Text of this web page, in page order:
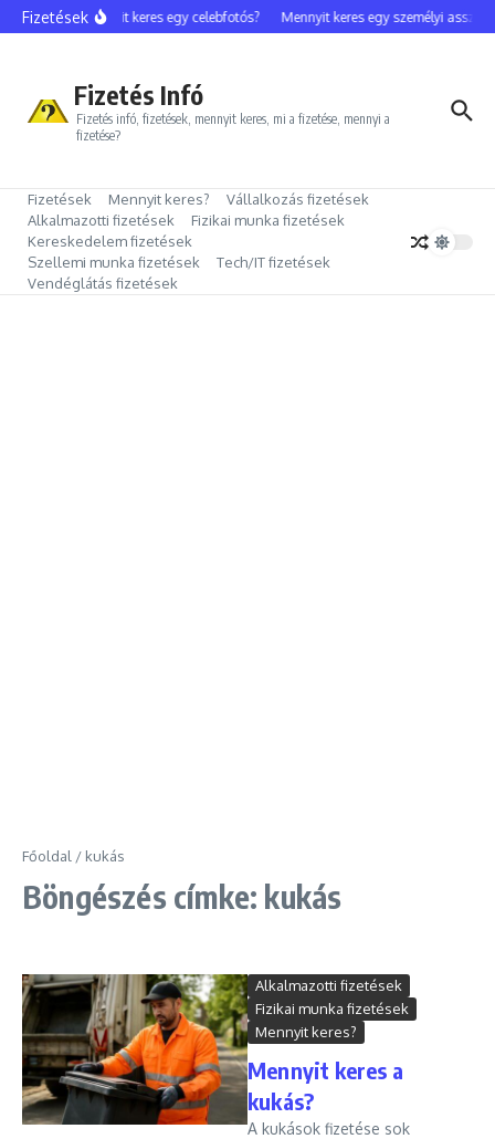
Ugrás a tartalomhoz
FizetésekMennyit keres egy celebfotós? Mennyit keres egy személyi
Fizetés Infó
Fizetés infó, fizetések, mennyit keres, mi a fizetése, mennyi a
fizetése?
Fizetések Mennyit keres?
Vállalkozás fizetések
Alkalmazotti fizetések
Fizikai munka fizetések
Kereskedelem fizetések
Szellemi munka fizetések
Tech/IT fizetések
Vendéglátás fizetések
Főoldal / kukás
Böngészés címke: kukás
Alkalmazotti fizetések
Fizikai munka fizetések
Mennyit keres?
Mennyit keres a
kukás?
A kukások fizetése sok